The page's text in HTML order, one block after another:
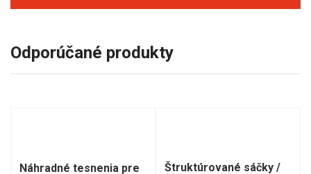
Odporúčané produkty
Náhradné tesnenia pre
Štruktúrované sáčky /